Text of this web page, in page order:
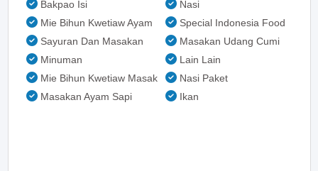
Bakpao Isi
Nasi
Mie Bihun Kwetiaw Ayam
Special Indonesia Food
Sayuran Dan Masakan
Masakan Udang Cumi
Minuman
Lain Lain
Mie Bihun Kwetiaw Masak
Nasi Paket
Masakan Ayam Sapi
Ikan